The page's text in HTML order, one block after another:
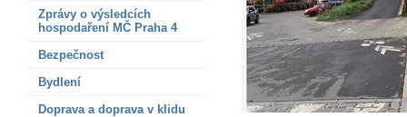
Zprávy o výsledcích
hospodaření MČ Praha 4
Bezpečnost
Bydlení
Doprava a doprava v klidu